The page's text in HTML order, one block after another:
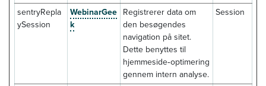
sentryRepla
ySession
WebinarGee
k
Registrerer data om
den besøgendes
navigation på sitet.
Dette benyttes til
hjemmeside‐optimering
gennem intern analyse.
Session